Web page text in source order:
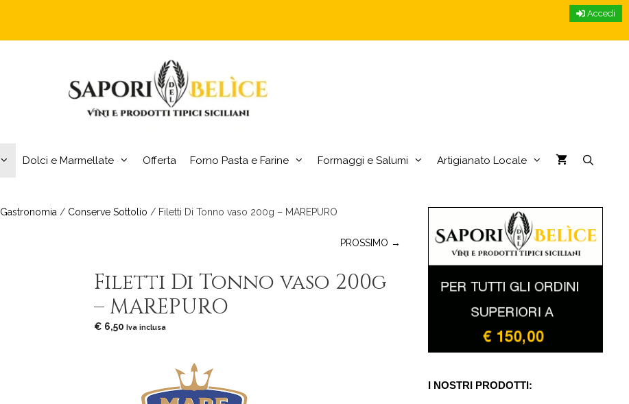
Accedi
Dolci e Marmellate Offerta Forno Pasta e Farine Formaggi e Salumi Artigianato Locale
Gastronomia / Conserve Sottolio / Filetti Di Tonno vaso 200g – MAREPURO
PROSSIMO →
Filetti Di Tonno vaso 200g
– MAREPURO
€ 6,50 Iva inclusa
I NOSTRI PRODOTTI: